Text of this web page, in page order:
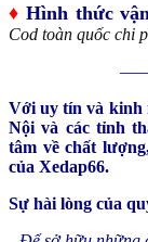
♦ Hình thức
Cod toàn quốc chi
Với uy tín và kinh
Nội và các tỉnh
tâm về chất
của Xedap66.
Sự hài lòng của